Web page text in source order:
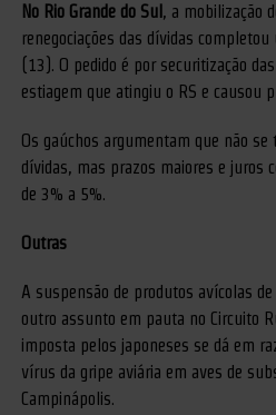
No Rio Grande do Sul , a mobilização
renegociações das dívidas
(13). O pedido é por securitização
estiagem que atingiu o RS e causou
Os gaúchos argumentam que não se
dívidas, mas prazos maiores e juros
de 3% a 5%.
Outras
A suspensão de produtos avícolas
outro assunto em pauta no Circuito
imposta pelos japoneses se dá em
vírus da gripe aviária em aves de
Campinápolis.